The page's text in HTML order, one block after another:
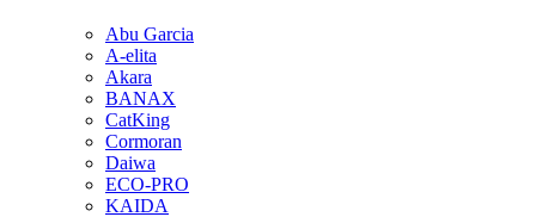
Abu Garcia
A-elita
Akara
BANAX
CatKing
Cormoran
Daiwa
ECO-PRO
KAIDA